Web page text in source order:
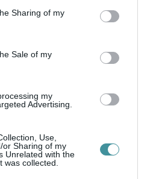
behaviour. You may click to
and its third-party tags to
purposes in below Google
Sharing of my
Sale of my
my
Advertising.
Use,
or Sharing of my
Unrelated with the
was collected.
ÜTEMBEN DOLGOZNAK A 25-